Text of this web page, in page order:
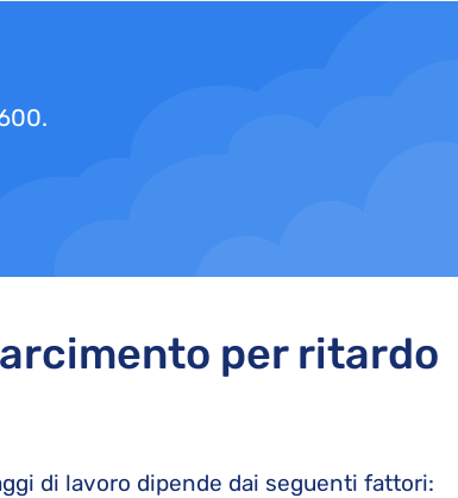
per ritardo
di lavoro dipende dai seguenti fattori: